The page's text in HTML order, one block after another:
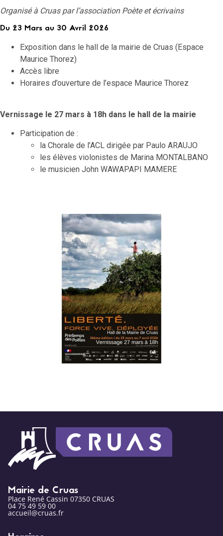
Organisé à Cruas par l’association Poète et écrivains
Du 23 Mars au 30 Avril 2026
Exposition dans le hall de la mairie de Cruas (Espace
Maurice Thorez)
Accès libre
Horaires d’ouverture de l’espace Maurice Thorez
Vernissage le 27 mars à 18h dans le hall de la mairie
Participation de :
la Chorale de l’ACL dirigée par Paulo ARAUJO
les élèves violonistes de Marina MONTALBANO
le musicien John WAWAPAPI MAMERE
Mairie de Cruas
Place René Cassin 07350 CRUAS
04 75 49 59 00
accueil@cruas.fr